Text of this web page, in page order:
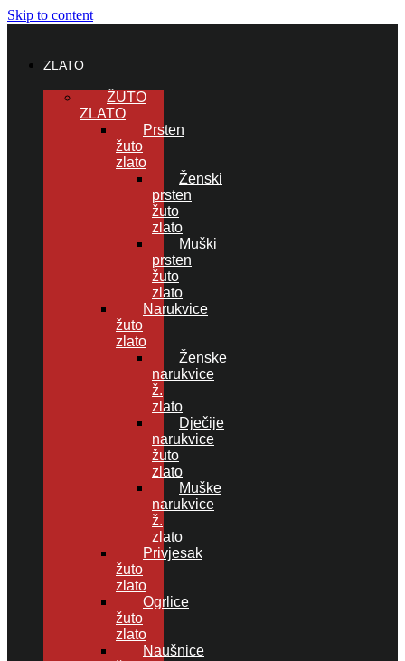
Skip to content
ZLATO
ŽUTO
ZLATO
Prsten
žuto
zlato
Ženski
prsten
žuto
zlato
Muški
prsten
žuto
zlato
Narukvice
žuto
zlato
Ženske
narukvice
ž.
zlato
Dječije
narukvice
žuto
zlato
Muške
narukvice
ž.
zlato
Privjesak
žuto
zlato
Ogrlice
žuto
zlato
Naušnice